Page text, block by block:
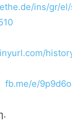
ins/gr/
fb.me/e/